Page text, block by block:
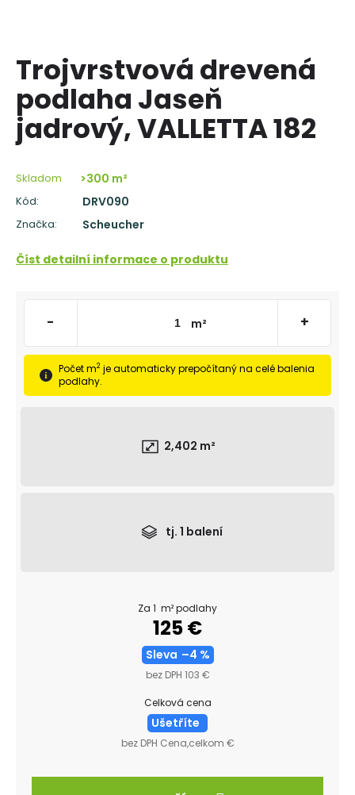
Trojvrstvová drevená
podlaha Jaseň
jadrový, VALLETTA 182
Skladom >300 m²
Kód: DRV090
Značka: Scheucher
Číst detailní informace o produktu
- m² +
Počet m2 je automaticky prepočítaný na celé balenia
podlahy.
2,402 m²
tj. 1 balení
Za 1 m² podlahy
125 €
Sleva –4 %
bez DPH 103 €
Celková cena
Ušetříte
bez DPH Cena,celkom €
s
ť
?
O
d
č
m